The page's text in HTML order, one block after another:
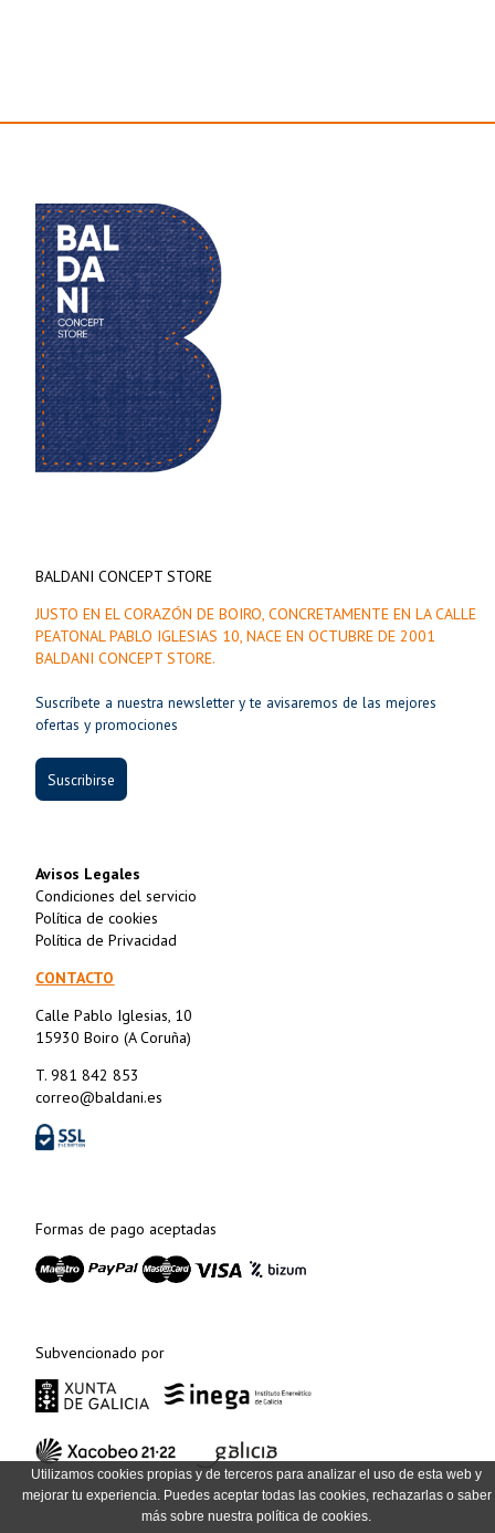
Utilizamos cookies propias y de terceros para analizar el uso de esta web y
mejorar tu experiencia. Puedes aceptar todas las cookies, rechazarlas o saber
más sobre nuestra política de cookies.
BALDANI CONCEPT STORE
JUSTO EN EL CORAZÓN DE BOIRO, CONCRETAMENTE EN LA CALLE
PEATONAL PABLO IGLESIAS 10, NACE EN OCTUBRE DE 2001
BALDANI CONCEPT STORE.
Suscríbete a nuestra newsletter y te avisaremos de las mejores
ofertas y promociones
Suscribirse
Avisos Legales
Condiciones del servicio
Política de cookies
Política de Privacidad
CONTACTO
Calle Pablo Iglesias, 10
15930 Boiro (A Coruña)
T. 981 842 853
correo@baldani.es
Formas de pago aceptadas
Subvencionado por